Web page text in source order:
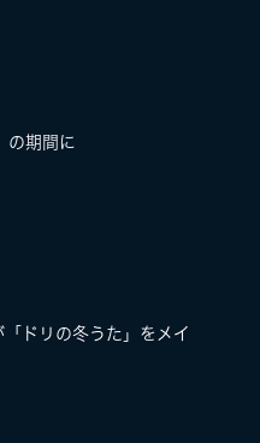
の期間に
ドリの冬うた」をメイ